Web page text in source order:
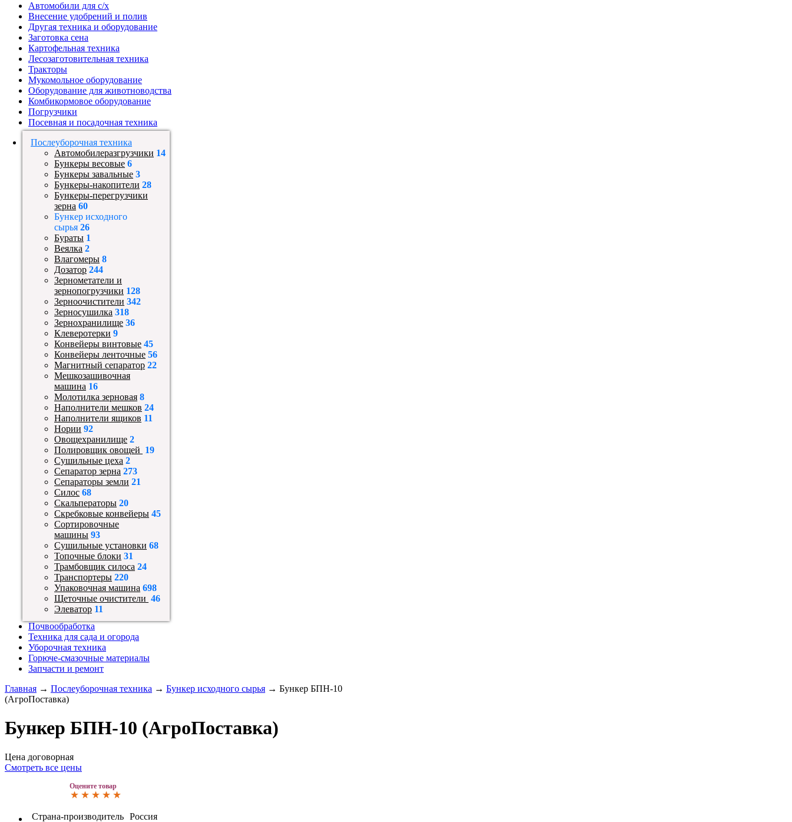
Автомобили для с/х
Внесение удобрений и полив
Другая техника и оборудование
Заготовка сена
Картофельная техника
Лесозаготовительная техника
Тракторы
Мукомольное оборудование
Оборудование для животноводства
Комбикормовое оборудование
Погрузчики
Посевная и посадочная техника
Послеуборочная техника
Автомобилеразгрузчики 14
Бункеры весовые 6
Бункеры завальные 3
Бункеры-накопители 28
Бункеры-перегрузчики
зерна 60
Бункер исходного
сырья 26
Бураты 1
Веялка 2
Влагомеры 8
Дозатор 244
Зернометатели и
зернопогрузчики 128
Зерноочистители 342
Зерносушилка 318
Зернохранилище 36
Клеверотерки 9
Конвейеры винтовые 45
Конвейеры ленточные 56
Магнитный сепаратор 22
Мешкозашивочная
машина 16
Молотилка зерновая 8
Наполнители мешков 24
Наполнители ящиков 11
Нории 92
Овощехранилище 2
Полировщик овощей 19
Сушильные цеха 2
Сепаратор зерна 273
Сепараторы земли 21
Силос 68
Скальператоры 20
Скребковые конвейеры 45
Сортировочные
машины 93
Сушильные установки 68
Топочные блоки 31
Трамбовщик силоса 24
Транспортеры 220
Упаковочная машина 698
Щеточные очистители 46
Элеватор 11
Почвообработка
Техника для сада и огорода
Уборочная техника
Горюче-смазочные материалы
Запчасти и ремонт
Главная → Послеуборочная техника → Бункер исходного сырья → Бункер БПН-10
(АгроПоставка)
Бункер БПН-10 (АгроПоставка)
Цена договорная
Смотреть все цены
Оцените товар
Страна-производитель Россия